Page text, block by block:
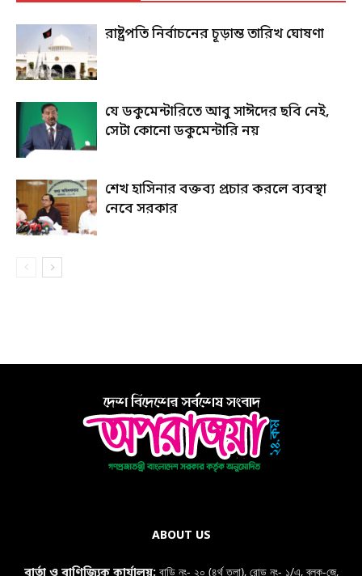
রাষ্ট্রপতি নির্বাচনের চূড়ান্ত তারিখ ঘোষণা
যে ডকুমেন্টারিতে আবু সাঈদের ছবি নেই,
সেটা কোনো ডকুমেন্টারি নয়
শেখ হাসিনার বক্তব্য প্রচার করলে ব্যবস্থা
নেবে সরকার
ABOUT US
বাড়ি নং- ২০ (৪র্থ তলা), রোড নং- ১/এ, ব্লক-জে,